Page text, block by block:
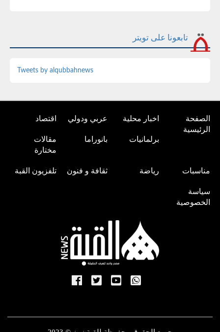
تابعونا على تويتر
Tweets by alqubbahnews
الصفحة
الرئيسية
اخبار محلية عربي ودولي اقتصاد
برلمانيات بانوراما
مقالات
مختارة
مناسبات رياضة ثقافة و فنون تلفزيون القبة
سياسة
الخصوصية